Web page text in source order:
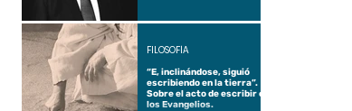
“E, inclinándose, siguió
escribiendo en la tierra”.
Sobre el acto de escribir en
los Evangelios.
FILOSOFÍA